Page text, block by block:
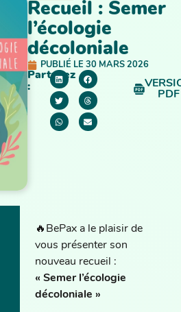
Recueil : Semer
l’écologie
décoloniale
PUBLIÉ LE 30 MARS 2026
Partagez
:
PDF
🔥BePax a le plaisir de
vous présenter son
nouveau recueil :
« Semer l’écologie
décoloniale »